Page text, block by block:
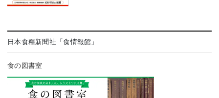
日本食糧新聞社「食情報館」
食の図書室